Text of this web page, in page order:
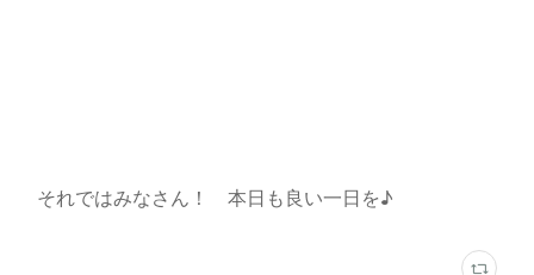
それではみなさん！ 本日も良い一日を♪